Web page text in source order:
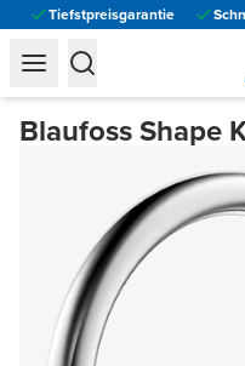
Tiefstpreisgarantie
Blaufoss Shape